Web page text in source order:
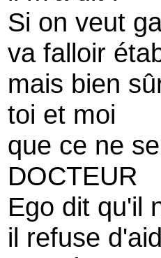
Si on veut
va falloir
mais bien
toi et moi
que ce ne
DOCTEUR
Ego dit qu'il
il refuse